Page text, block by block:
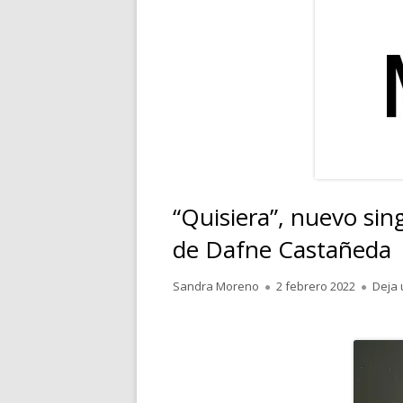
“Quisiera”, nuevo
de Dafne Castañeda
Autor
Sandra Moreno
Publicado
2 febrero 2022 Deja